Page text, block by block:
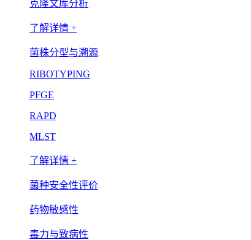
克隆文库分析
了解详情 +
菌株分型与溯源
RIBOTYPING
PFGE
RAPD
MLST
了解详情 +
菌种安全性评价
药物敏感性
毒力与致病性